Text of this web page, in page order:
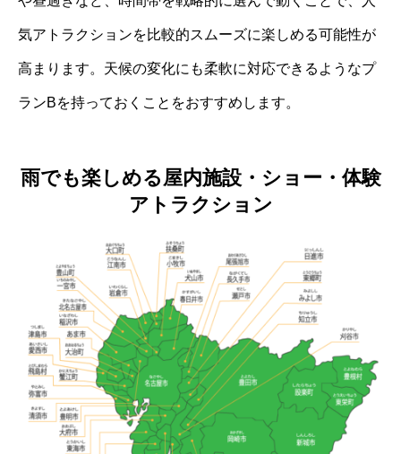
気アトラクションを比較的スムーズに楽しめる可能性が
高まります。天候の変化にも柔軟に対応できるようなプ
ランBを持っておくことをおすすめします。
雨でも楽しめる屋内施設・ショー・体験
アトラクション